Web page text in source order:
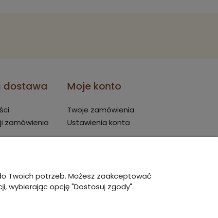
dostawa
zamówienia
Moje konto
Twoje zamówienia
Ustawienia konta
Twoich potrzeb. Możesz zaakceptować
wybierając opcję "Dostosuj zgody".